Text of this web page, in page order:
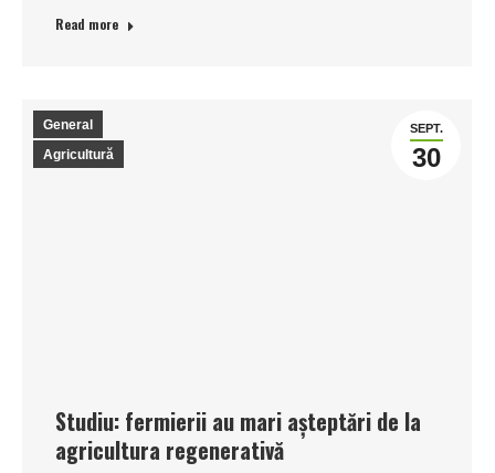
Read more
SEPT.
30
General
Agricultură
Studiu: fermierii au mari așteptări de la
agricultura regenerativă